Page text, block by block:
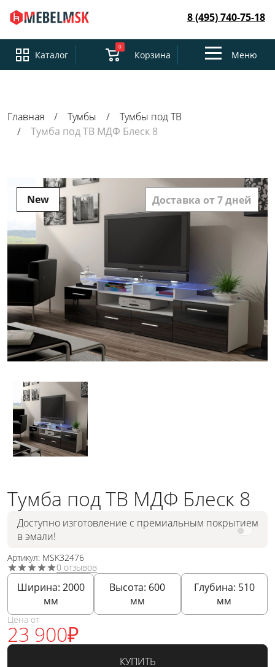
8 (495) 740-75-18
Каталог
0
Корзина
ToggleМеню
Главная Тумбы
Тумбы под ТВ
Тумба под ТВ МДФ Блеск 8
New Доставка от 7 дней
Тумба под ТВ МДФ Блеск 8
Доступно изготовление с премиальным покрытием
в эмали!
Артикул: MSK32476
0 отзывов
Ширина: 2000
мм
Высота: 600
мм
Глубина: 510
мм
Цена от
23 900₽
КУПИТЬ